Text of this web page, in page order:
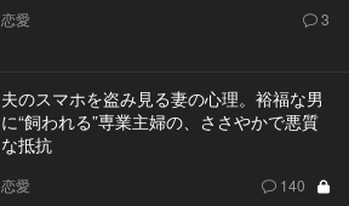
恋愛 3
夫のスマホを盗み見る妻の心理。裕福な男
に“飼われる”専業主婦の、ささやかで悪質
な抵抗
恋愛 140